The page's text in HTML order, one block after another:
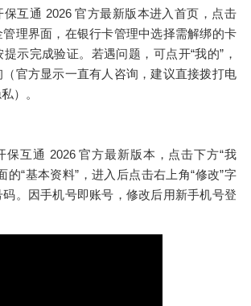
互通 2026 官方最新版本进入首页，点击
管理界面，在银行卡管理中选择需解绑的卡
示完成验证。若遇问题，可点开“我的”，
官方显示一直有人咨询，建议直接拨打电
）。
保互通 2026 官方最新版本，点击下方“我
的“基本资料”，进入后点击右上角“修改”字
。因手机号即账号，修改后用新手机号登